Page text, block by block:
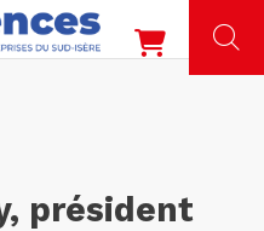
président